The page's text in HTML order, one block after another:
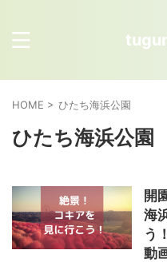
HOME > ひたち海浜公園
ひたち海浜公園
開
海
う
動